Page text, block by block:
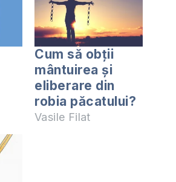
Cum să obții
mântuirea și
eliberare din
robia păcatului?
Vasile Filat